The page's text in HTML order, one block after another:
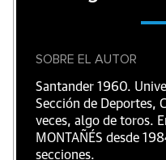
SOBRE EL AUTOR
Santander 1960.
Sección de Deportes,
veces, algo de toros.
MONTAÑÉS desde
secciones.